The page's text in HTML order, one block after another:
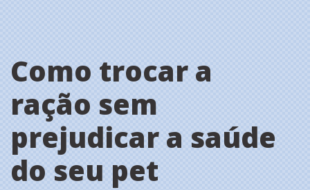
Como trocar a
ração sem
prejudicar a saúde
do seu pet